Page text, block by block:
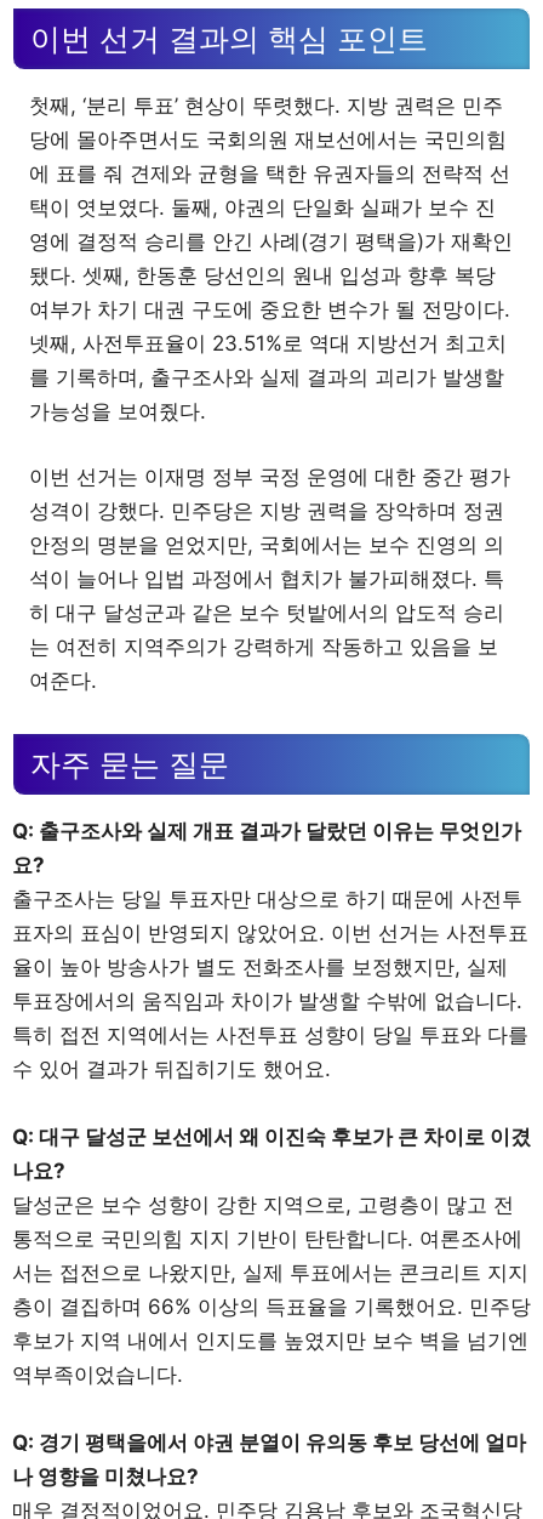
이번 선거 결과의 핵심 포인트
첫째, ‘분리 투표’ 현상이 뚜렷했다. 지방 권력은 민주
당에 몰아주면서도 국회의원 재보선에서는 국민의힘
에 표를 줘 견제와 균형을 택한 유권자들의 전략적 선
택이 엿보였다. 둘째, 야권의 단일화 실패가 보수 진
영에 결정적 승리를 안긴 사례(경기 평택을)가 재확인
됐다. 셋째, 한동훈 당선인의 원내 입성과 향후 복당
여부가 차기 대권 구도에 중요한 변수가 될 전망이다.
넷째, 사전투표율이 23.51%로 역대 지방선거 최고치
를 기록하며, 출구조사와 실제 결과의 괴리가 발생할
가능성을 보여줬다.
이번 선거는 이재명 정부 국정 운영에 대한 중간 평가
성격이 강했다. 민주당은 지방 권력을 장악하며 정권
안정의 명분을 얻었지만, 국회에서는 보수 진영의 의
석이 늘어나 입법 과정에서 협치가 불가피해졌다. 특
히 대구 달성군과 같은 보수 텃밭에서의 압도적 승리
는 여전히 지역주의가 강력하게 작동하고 있음을 보
여준다.
자주 묻는 질문
Q: 출구조사와 실제 개표 결과가 달랐던 이유는 무엇인가
요?
출구조사는 당일 투표자만 대상으로 하기 때문에 사전투
표자의 표심이 반영되지 않았어요. 이번 선거는 사전투표
율이 높아 방송사가 별도 전화조사를 보정했지만, 실제
투표장에서의 움직임과 차이가 발생할 수밖에 없습니다.
특히 접전 지역에서는 사전투표 성향이 당일 투표와 다를
수 있어 결과가 뒤집히기도 했어요.
Q: 대구 달성군 보선에서 왜 이진숙 후보가 큰 차이로 이겼
나요?
달성군은 보수 성향이 강한 지역으로, 고령층이 많고 전
통적으로 국민의힘 지지 기반이 탄탄합니다. 여론조사에
서는 접전으로 나왔지만, 실제 투표에서는 콘크리트 지지
층이 결집하며 66% 이상의 득표율을 기록했어요. 민주당
후보가 지역 내에서 인지도를 높였지만 보수 벽을 넘기엔
역부족이었습니다.
Q: 경기 평택을에서 야권 분열이 유의동 후보 당선에 얼마
나 영향을 미쳤나요?
매우 결정적이었어요. 민주당 김용남 후보와 조국혁신당